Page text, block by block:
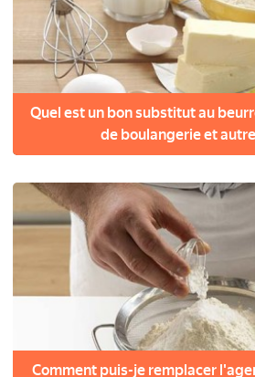
Quel est un bon substitut au
de boulangerie et
Comment puis-je remplacer